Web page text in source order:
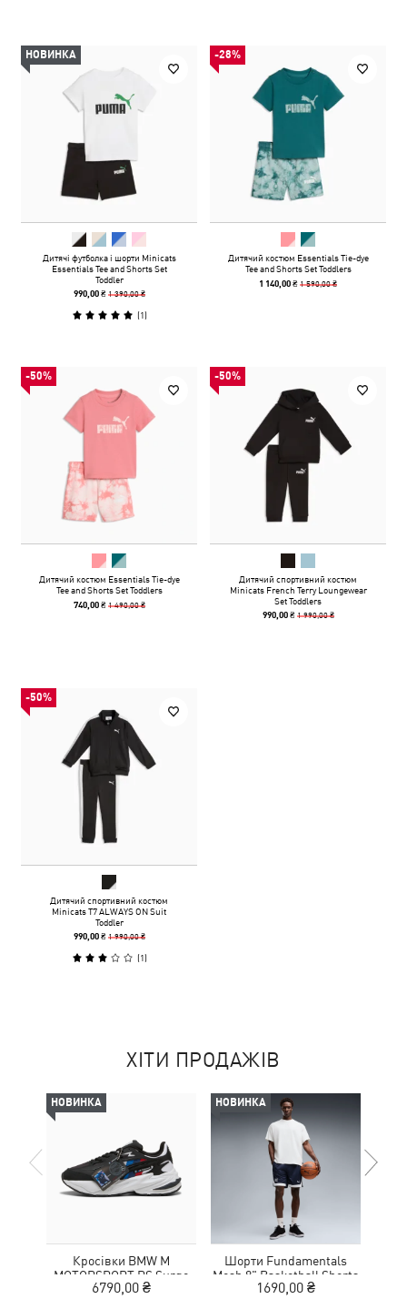
НОВИНКА
Дитячі футболка і шорти Minicats
Essentials Tee and Shorts Set
Toddler
990,00 ₴ 1 390,00 ₴
(1)
-28%
Дитячий костюм Essentials Tie-dye
Tee and Shorts Set Toddlers
1 140,00 ₴1 590,00 ₴
-50%
Дитячий костюм Essentials Tie-dye
Tee and Shorts Set Toddlers
740,00 ₴ 1 490,00 ₴
-50%
Дитячий спортивний костюм
Minicats French Terry Loungewear
Set Toddlers
990,00 ₴ 1 990,00 ₴
-50%
Дитячий спортивний костюм
Minicats T7 ALWAYS ON Suit
Toddler
990,00 ₴ 1 990,00 ₴
(1)
ХІТИ ПРОДАЖІВ
НОВИНКА
Кросівки BMW M
MOTORSPORT RS Surge
Sneakers Unisex
6790,00 ₴
НОВИНКА
Шорти Fundamentals
Mesh 8" Basketball Shorts
Men
1690,00 ₴